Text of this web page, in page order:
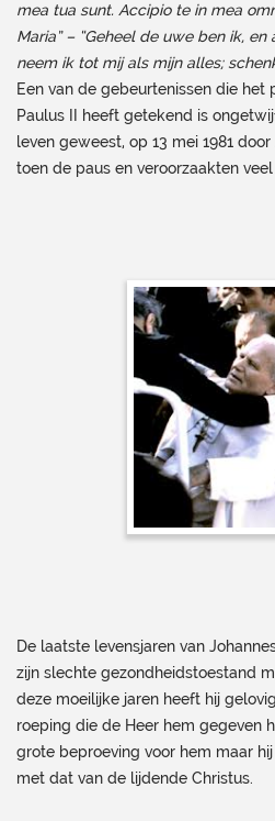
mea tua sunt. Accipio te in mea
Maria” – “Geheel de uwe ben ik, en
neem ik tot mij als mijn alles;
Een van de gebeurtenissen die het
Paulus II heeft getekend is
leven geweest, op 13 mei 1981
toen de paus en veroorzaakten
De laatste levensjaren van
zijn slechte gezondheidstoestand
deze moeilijke jaren heeft hij
roeping die de Heer hem gegeven
grote beproeving voor hem maar
met dat van de lijdende Christus.